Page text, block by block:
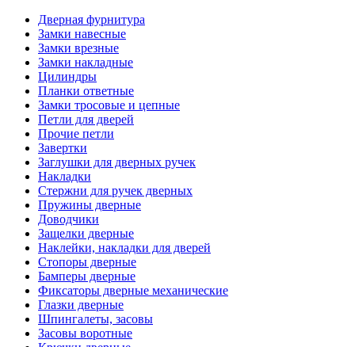
Дверная фурнитура
Замки навесные
Замки врезные
Замки накладные
Цилиндры
Планки ответные
Замки тросовые и цепные
Петли для дверей
Прочие петли
Завертки
Заглушки для дверных ручек
Накладки
Стержни для ручек дверных
Пружины дверные
Доводчики
Защелки дверные
Наклейки, накладки для дверей
Стопоры дверные
Бамперы дверные
Фиксаторы дверные механические
Глазки дверные
Шпингалеты, засовы
Засовы воротные